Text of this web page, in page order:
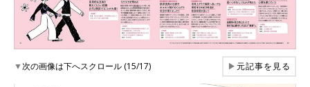
▼次の画像は下へスクロール (15/17) ▶元記事を見る